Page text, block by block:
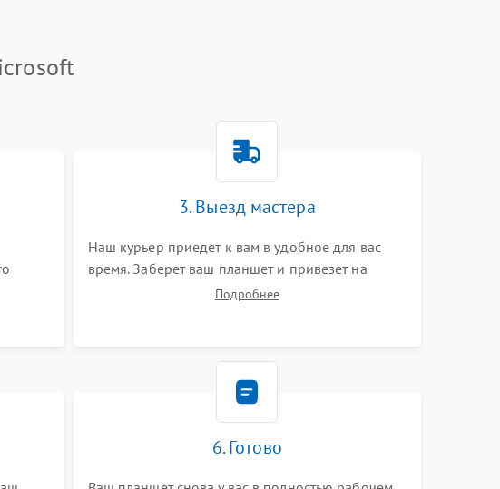
3. Выезд мастера
Наш курьер приедет к вам в удобное для вас
время. Заберет ваш планшет и привезет на
склад для диагностики.Подробнее
6. Готово